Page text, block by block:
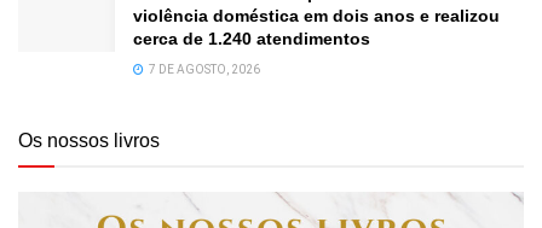
violência doméstica em dois anos e realizou
cerca de 1.240 atendimentos
7 DE AGOSTO, 2026
Os nossos livros